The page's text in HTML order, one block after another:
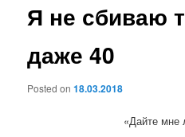
Я не сбиваю
даже 40
Posted on18.03.2018
«Дайте мне